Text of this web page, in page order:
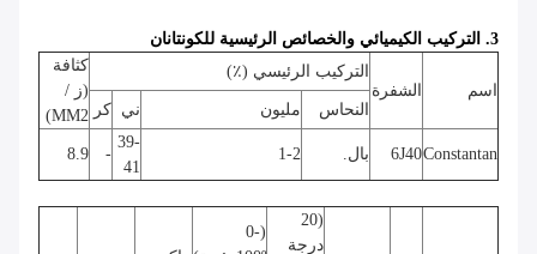
3. التركيب الكيميائي والخصائص الرئيسية للكونتانان
اسم الشفرة
التركيب الرئيسي (٪)
كثافة
(ز /
MM2)
النحاس مليون ني كر
Constantan
6J40 بال. 1-2
39-
41
-
8.9
(20
درجة
(0-